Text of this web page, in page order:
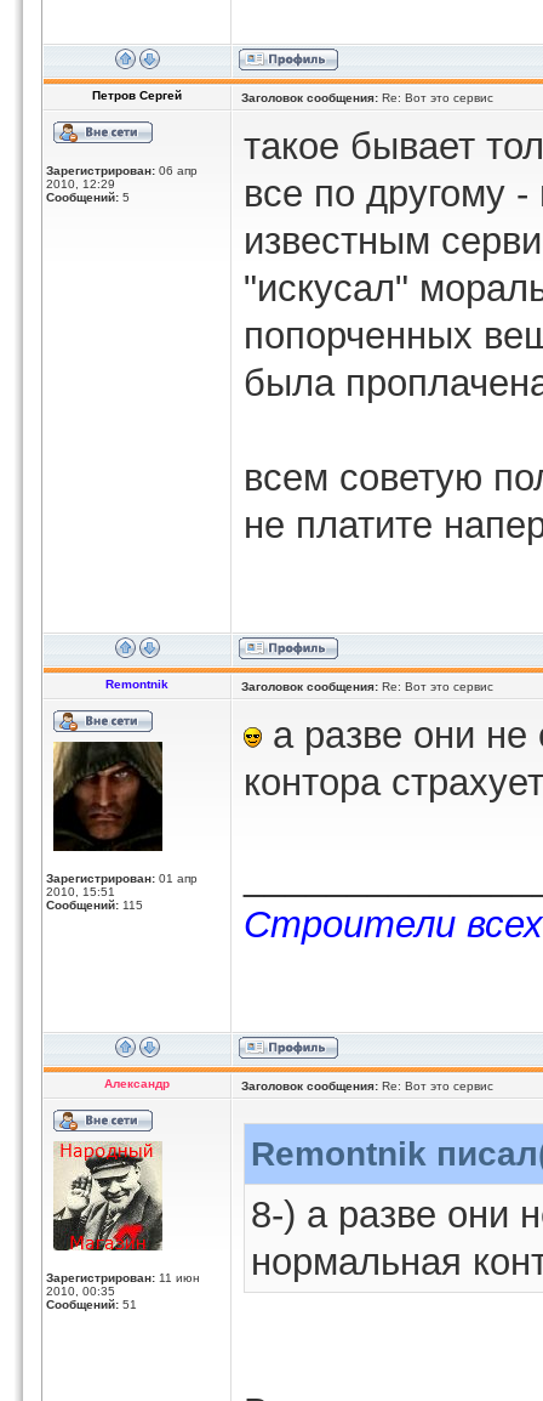
Петров Сергей Заголовок сообщения: Re: Вот это сервис
Зарегистрирован: 06 апр
2010, 12:29
Сообщений: 5
такое бывает
все по другому
известным
"искусал"
попорченных
была
всем советую
не платите
Remontnik Заголовок сообщения: Re: Вот это сервис
Зарегистрирован: 01 апр
2010, 15:51
Сообщений: 115
а разве они не
контора
Строители
Александр Заголовок сообщения: Re: Вот это сервис
Зарегистрирован: 11 июн
2010, 00:35
Сообщений: 51
Remontnik
8-) а разве они
нормальная